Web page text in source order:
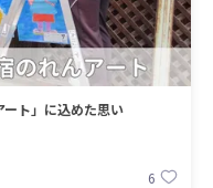
ト」に込めた思い
6